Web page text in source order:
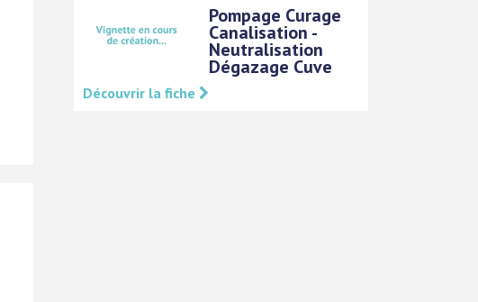
Pompage Curage
Canalisation -
Neutralisation
Dégazage Cuve
Découvrir la fiche